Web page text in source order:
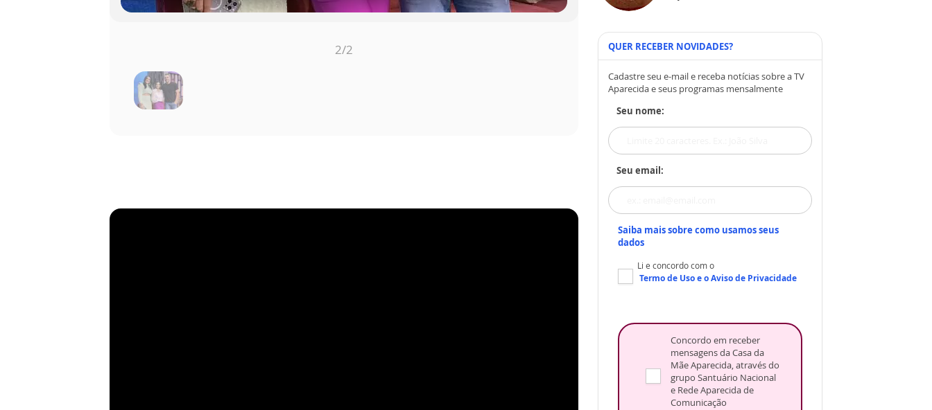
1/2 QUER RECEBER NOVIDADES?
Cadastre seu e-mail e receba notícias sobre a TV
Aparecida e seus programas mensalmente
Seu nome:
Seu email:
Saiba mais sobre como usamos seus
dados
Li e concordo com o
Termo de Usoe oAviso de Privacidade
Concordo em receber
mensagens da Casa da
Mãe Aparecida, através do
grupo Santuário Nacional
e Rede Aparecida de
Comunicação